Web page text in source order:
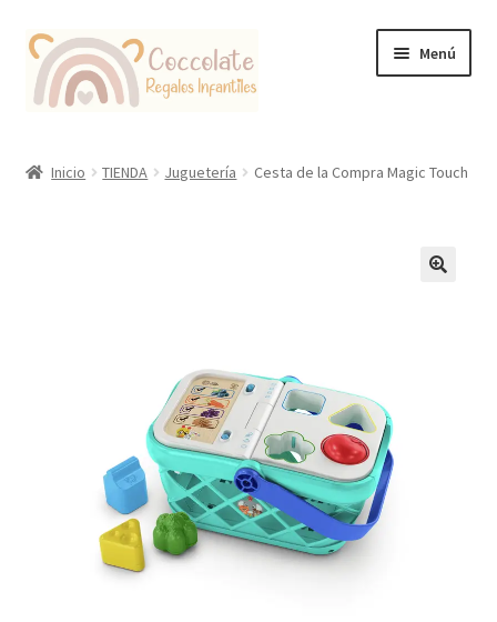
Ir
la
Ir
contenido
Menú
Inicio TIENDA Juguetería Cesta de la Compra Magic Touch